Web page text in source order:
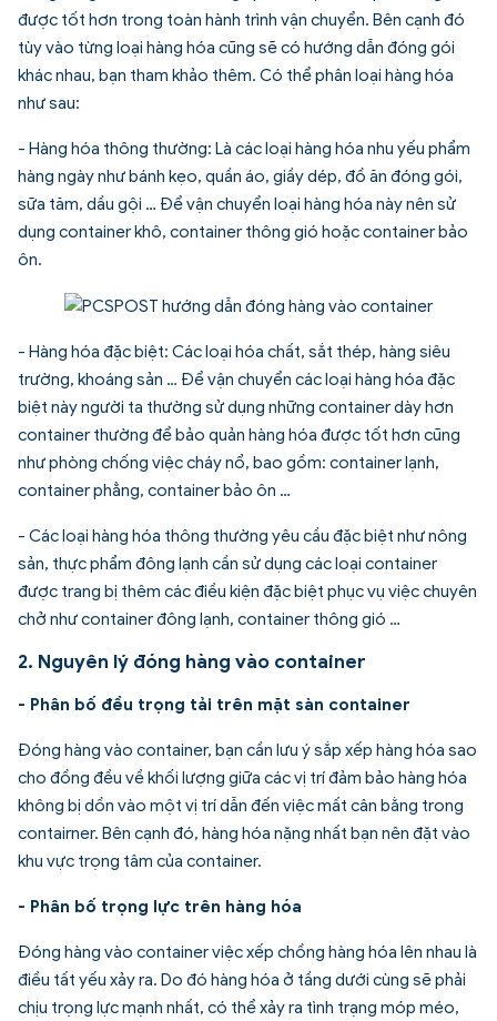
được tốt hơn trong toàn hành trình vận chuyển. Bên cạnh đó
tùy vào từng loại hàng hóa cũng sẽ có hướng dẫn đóng gói
khác nhau, bạn tham khảo thêm. Có thể phân loại hàng hóa
như sau:
- Hàng hóa thông thường: Là các loại hàng hóa nhu yếu phẩm
hàng ngày như bánh kẹo, quần áo, giầy dép, đồ ăn đóng gói,
sữa tăm, dầu gội … Để vận chuyển loại hàng hóa này nên sử
dụng container khô, container thông gió hoặc container bảo
ôn.
- Hàng hóa đặc biệt: Các loại hóa chất, sắt thép, hàng siêu
trường, khoáng sản … Để vận chuyển các loại hàng hóa đặc
biệt này người ta thường sử dụng những container dày hơn
container thường để bảo quản hàng hóa được tốt hơn cũng
như phòng chống việc cháy nổ, bao gồm: container lạnh,
container phẳng, container bảo ôn …
- Các loại hàng hóa thông thường yêu cầu đặc biệt như nông
sản, thực phẩm đông lạnh cần sử dụng các loại container
được trang bị thêm các điều kiện đặc biệt phục vụ việc chuyên
chở như container đông lạnh, container thông gió …
2. Nguyên lý đóng hàng vào container
- Phân bố đều trọng tải trên mặt sàn container
Đóng hàng vào container, bạn cần lưu ý sắp xếp hàng hóa sao
cho đồng đều về khối lượng giữa các vị trí đảm bảo hàng hóa
không bị dồn vào một vị trí dẫn đến việc mất cân bằng trong
contairner. Bên cạnh đó, hàng hóa nặng nhất bạn nên đặt vào
khu vực trọng tâm của container.
- Phân bố trọng lực trên hàng hóa
Đóng hàng vào container việc xếp chồng hàng hóa lên nhau là
điều tất yếu xảy ra. Do đó hàng hóa ở tầng dưới cùng sẽ phải
chịu trọng lực mạnh nhất, có thể xảy ra tình trạng móp méo,